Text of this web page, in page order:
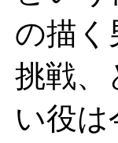
の描く
挑戦、
い役